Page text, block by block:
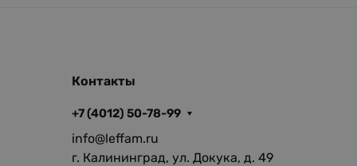
Контакты
+7 (4012) 50-78-99
info@leffam.ru
г. Калининград, ул. Докука, д. 49